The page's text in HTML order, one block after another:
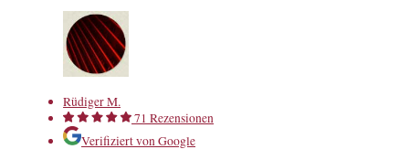
Rüdiger M.
71 Rezensionen
Verifiziert von Google